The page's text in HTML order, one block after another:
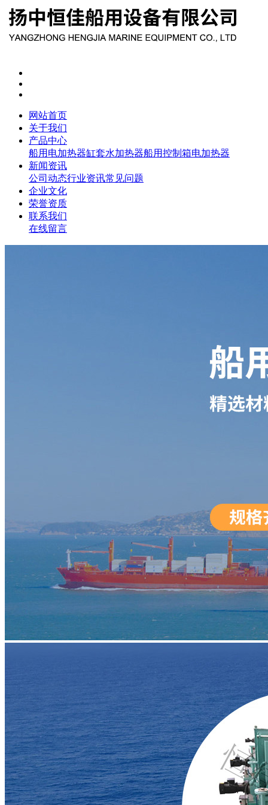
网站首页
关于我们
产品中心
船用电加热器缸套水加热器船用控制箱电加热器
新闻资讯
公司动态行业资讯常见问题
企业文化
荣誉资质
联系我们
在线留言